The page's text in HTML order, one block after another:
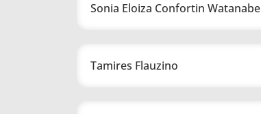
Sonia Eloiza Confortin Watanabe
Tamires Flauzino